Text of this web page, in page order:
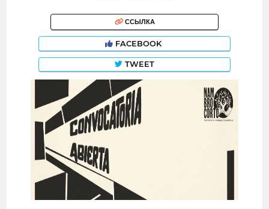
ССЫЛКА
FACEBOOK
TWEET